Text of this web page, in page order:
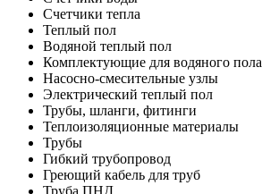
Счетчики тепла
Теплый пол
Водяной теплый пол
Комплектующие для водяного пола
Насосно-смесительные узлы
Электрический теплый пол
Трубы, шланги, фитинги
Теплоизоляционные материалы
Трубы
Гибкий трубопровод
Греющий кабель для труб
Труба ПНД